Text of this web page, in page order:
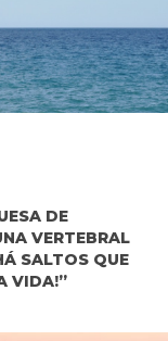
DE
VERTEBRAL
SALTOS QUE
VIDA!”